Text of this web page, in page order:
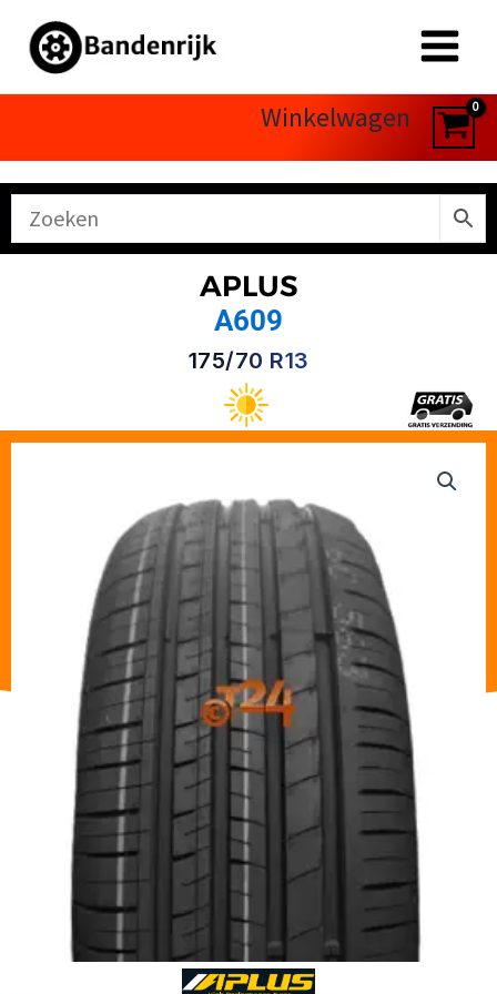
naar
Winkelwagen
APLUS
A609
175/70 R13